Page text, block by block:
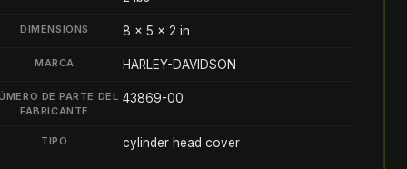
DIMENSIONS 8 × 5 × 2 in
MARCA HARLEY-DAVIDSON
DE PARTE DEL
FABRICANTE
43869-00
TIPO cylinder head cover